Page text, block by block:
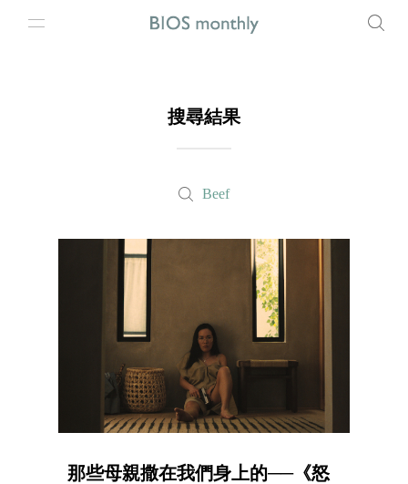
搜尋結果
Beef
那些母親撒在我們身上的──《怒